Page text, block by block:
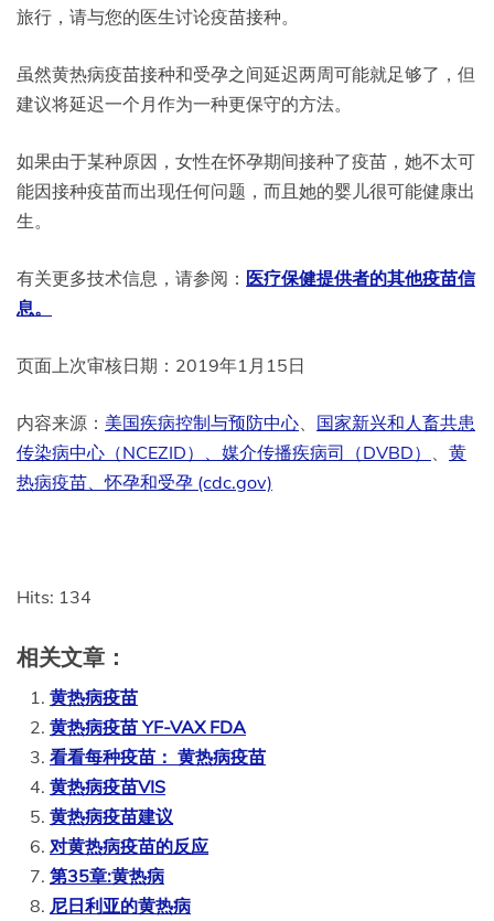
旅行，请与您的医生讨论疫苗接种。
虽然黄热病疫苗接种和受孕之间延迟两周可能就足够了，但
建议将延迟一个月作为一种更保守的方法。
如果由于某种原因，女性在怀孕期间接种了疫苗，她不太可
能因接种疫苗而出现任何问题，而且她的婴儿很可能健康出
生。
有关更多技术信息，请参阅： 医疗保健提供者的其他疫苗信
息。
页面上次审核日期：2019年1月15日
内容来源： 美国疾病控制与预防中心、 国家新兴和人畜共患
传染病中心（NCEZID）、 媒介传播疾病司（DVBD） 、 黄
热病疫苗、怀孕和受孕 (cdc.gov)
Hits: 134
相关文章：
黄热病疫苗
黄热病疫苗 YF-VAX FDA
看看每种疫苗： 黄热病疫苗
黄热病疫苗VIS
黄热病疫苗建议
对黄热病疫苗的反应
第35章:黄热病
尼日利亚的黄热病